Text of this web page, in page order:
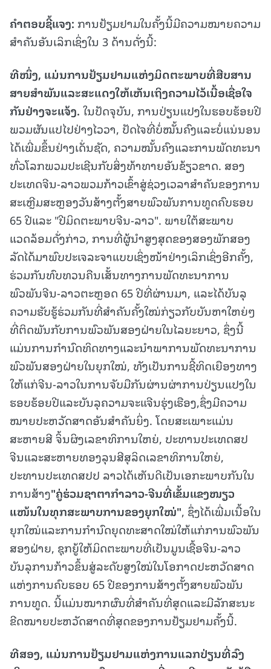
ຄຳຕອບຊີ້ແຈງ: ການຢ້ຽມຢາມໃນຄັ້ງນີ້ມີຄວາມໝາຍຄວາມ
ສຳຄັນອັນເລິກເຊິ່ງໃນ 3 ດ້ານດັ່ງນີ້:
ທີໜຶ່ງ, ແມ່ນການຢ້ຽມຢາມແຫ່ງມິດຕະພາບທີ່ສືບສານ
ສາຍສຳພັນແລະສະແດງໃຫ້ເຫັນເຖິງຄວາມໄວ້ເນື້ອເຊື່ອໃຈ
ກັນຢ່າງຈະແຈ້ງ. ໃນປັດຈຸບັນ, ການປ່ຽນແປງໃນຮອບຮ້ອຍປີ
ພວມຜັນແປໄປຢ່າງໄວວາ, ປັດໄຈທີ່ບໍ່ໝັ້ນຄົງແລະບໍ່ແນ່ນອນ
ໄດ້ເພີ່ມຂຶ້ນຢ່າງເດັ່ນຊັດ, ຄວາມໝັ້ນຄົງແລະການພັດທະນາ
ທົ່ວໂລກພວມປະເຊີນກັບສິ່ງທ້າທາຍອັນຂ້ຽວຂາດ. ສອງ
ປະເທດຈີນ-ລາວພວມກ້າວເຂົ້າສູ່ຊ່ວງເວລາສຳຄັນຂອງການ
ສະເຫຼີມສະຫຼອງວັນສ້າງຕັ້ງສາຍພົວພັນການທູດຄົບຮອບ
65 ປີແລະ "ປີມິດຕະພາບຈີນ-ລາວ". ພາຍໃຕ້ສະພາບ
ແວດລ້ອມດັ່ງກ່າວ, ການທີ່ຜູ້ນຳສູງສຸດຂອງສອງພັກສອງ
ລັດໄດ້ມາພົບປະເຈລະຈາແບບເຊິ່ງໜ້າຢ່າງເລິກເຊິ່ງອີກຄັ້ງ,
ຮ່ວມກັນທົບທວນຄືນເສັ້ນທາງການພັດທະນາການ
ພົວພັນຈີນ-ລາວຕະຫຼອດ 65 ປີທີ່ຜ່ານມາ, ແລະໄດ້ບັນລຸ
ຄວາມຮັບຮູ້ຮ່ວມກັນທີ່ສຳຄັນຄັ້ງໃໝ່ກ່ຽວກັບບັນຫາໃຫຍ່ໆ
ທີ່ຕິດພັນກັບການພົວພັນສອງຝ່າຍໃນໄລຍະຍາວ, ຊຶ່ງນີ້
ແມ່ນການກຳນົດທິດທາງແລະນຳພາການພັດທະນາການ
ພົວພັນສອງຝ່າຍໃນຍຸກໃໝ່, ທັງເປັນການຊີ້ທິດເຍືອງທາງ
ໃຫ້ແກ່ຈີນ-ລາວໃນການຈັບມືກັນຜ່ານຜ່າການປ່ຽນແປງໃນ
ຮອບຮ້ອຍປີແລະບັນລຸຄວາມຈະແຈີນຮຸ່ງເຮືອງ,ຊຶ່ງມີຄວາມ
ໝາຍປະຫວັດສາດອັນສຳຄັນຍິ່ງ. ໂດຍສະເພາະແມ່ນ
ສະຫາຍສີ ຈິ້ນຜິງເລຂາທິການໃຫຍ່, ປະທານປະເທດສປ
ຈີນແລະສະຫາຍທອງລຸນສີສຸລິດເລຂາທິການໃຫຍ່,
ປະທານປະເທດສປປ ລາວໄດ້ເຫັນດີເປັນເອກະພາບກັນໃນ
ການສ້າງ"ຄູ່ຮ່ວມຊາຕາກຳລາວ-ຈີນທີ່ເຂັ້ມແຂງໜຽວ
ແໜ້ນໃນທຸກສະພາບການຂອງຍຸກໃໝ່", ຊຶ່ງໄດ້ເພີ່ມເນື້ອໃນ
ຍຸກໃໝ່ແລະການກຳນົດຍຸດທະສາດໃໝ່ໃຫ້ແກ່ການພົວພັນ
ສອງຝ່າຍ, ຊຸກຍູ້ໃຫ້ມິດຕະພາບທີ່ເປັນມູນເຊື້ອຈີນ-ລາວ
ບັນລຸການກ້າວຂຶ້ນສູ່ລະດັບສູງໃໝ່ໃນໂອກາດປະຫວັດສາດ
ແຫ່ງການຄົບຮອບ 65 ປີຂອງການສ້າງຕັ້ງສາຍພົວພັນ
ການທູດ. ນີ້ແມ່ນໝາກຜົນທີ່ສຳຄັນທີ່ສຸດແລະມີລັກສະນະ
ຂີດໝາຍປະຫວັດສາດທີ່ສຸດຂອງການຢ້ຽມຢາມຄັ້ງນີ້.
ທີສອງ, ແມ່ນການຢ້ຽມຢາມແຫ່ງການແລກປ່ຽນທີ່ລົງ